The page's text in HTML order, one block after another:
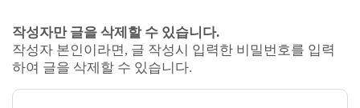
작성자만 글을 삭제할 수 있습니다.
작성자 본인이라면, 글 작성시 입력한 비밀번호를 입력
하여 글을 삭제할 수 있습니다.